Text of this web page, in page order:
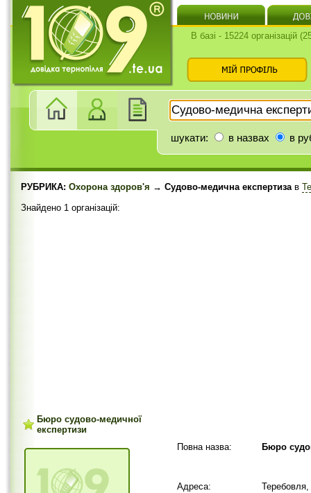
В базі - 15224 організацій
шукати: в назвах в
РУБРИКА: Охорона здоров'я → Судово-медична експертизав
Знайдено 1 організацій:
Бюро судово-медичної
експертизи
Повна назва:
Бюро
Адреса: Теребовля,